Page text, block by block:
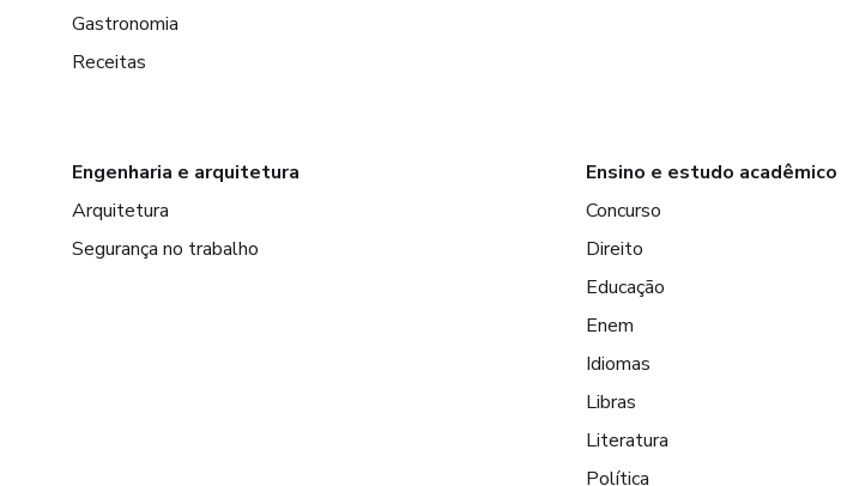
Gastronomia
Receitas
Engenharia e arquitetura
Arquitetura
Segurança no trabalho
Ensino e estudo acadêmico
Concurso
Direito
Educação
Enem
Idiomas
Libras
Literatura
Política